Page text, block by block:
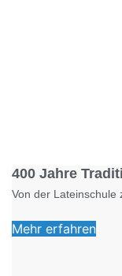
400 Jahre
Von der Lateinschule
Mehr erfahren